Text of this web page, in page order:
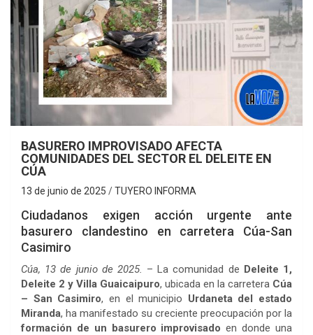
BASURERO IMPROVISADO AFECTA
COMUNIDADES DEL SECTOR EL DELEITE EN
CÚA
13 de junio de 2025 TUYERO INFORMA
Ciudadanos exigen acción urgente ante
basurero clandestino en carretera Cúa-San
Casimiro
Cúa, 13 de junio de 2025. – La comunidad de Deleite 1,
Deleite 2 y Villa Guaicaipuro, ubicada en la carretera Cúa
– San Casimiro, en el municipio Urdaneta del estado
Miranda, ha manifestado su creciente preocupación por la
formación de un basurero improvisado en donde una